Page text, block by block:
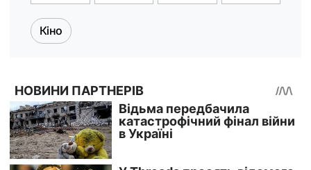
Кіно